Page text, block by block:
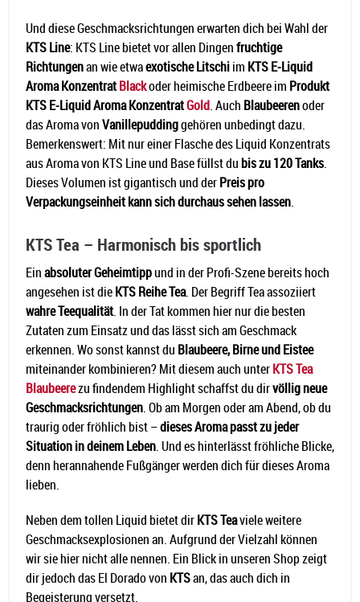
Und diese Geschmacksrichtungen erwarten dich bei Wahl der
KTS Line: KTS Line bietet vor allen Dingenfruchtige
Richtungenan wie etwaexotische Litschiim KTS E-Liquid
Aroma KonzentratBlackoder heimische Erdbeere im Produkt
KTS E-Liquid Aroma KonzentratGold. Auch Blaubeerenoder
das Aroma vonVanillepuddinggehören unbedingt dazu.
Bemerkenswert: Mit nur einer Flasche des Liquid Konzentrats
aus Aroma von KTS Line und Base füllst dubis zu 120 Tanks.
Dieses Volumen ist gigantisch und derPreis pro
Verpackungseinheit kann sich durchaus sehen lassen.
KTS Tea – Harmonisch bis sportlich
Einabsoluter Geheimtippund in der Profi-Szene bereits hoch
angesehen ist dieKTS Reihe Tea. Der Begriff Tea assoziiert
wahre Teequalität. In der Tat kommen hier nur die besten
Zutaten zum Einsatz und das lässt sich am Geschmack
erkennen. Wo sonst kannst du Blaubeere, Birne und Eistee
miteinander kombinieren? Mit diesem auch unterKTS Tea
Blaubeerezu findendem Highlight schaffst du dirvöllig neue
Geschmacksrichtungen. Ob am Morgen oder am Abend, ob du
traurig oder fröhlich bist –dieses Aroma passt zu jeder
Situation in deinem Leben. Und es hinterlässt fröhliche Blicke,
denn herannahende Fußgänger werden dich für dieses Aroma
lieben.
Neben dem tollen Liquid bietet dirKTS Teaviele weitere
Geschmacksexplosionen an. Aufgrund der Vielzahl können
wir sie hier nicht alle nennen. Ein Blick in unseren Shop zeigt
dir jedoch das El Dorado von KTSan, das auch dich in
Begeisterung versetzt.